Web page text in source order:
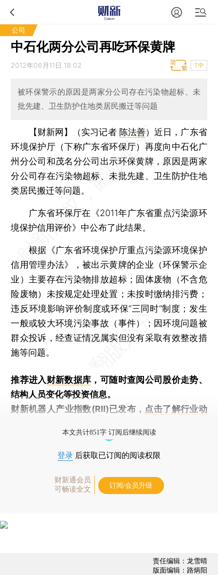
公司
中石化两分公司再吃环保黄牌
2012年06月11日 18:02 T中
被环保警示的原因是两家分公司存在污染物超标、未
批先建、卫生防护住地类居民搬迁等问题
【财新网】（实习记者 陈法善）近日，广东省
环境保护厅（下称广东省环保厅）再度向中石化广
州分公司和茂名分公司出示环保黄牌，原因是两家
分公司存在污染物超标、未批先建、卫生防护住地
类居民搬迁等问题。
广东省环保厅在《2011年广东省重点污染源环
境保护信用评价》中公布了此结果。
根据《广东省环境保护厅重点污染源环境保护
信用管理办法》，被出示黄牌的企业（环保警示企
业）主要存在污染物排放超标；固体废物（不含危
险废物）未按规定处理处置；未按时缴纳排污费；
违反环境影响评价制度或环保“三同时”制度；发生
一般或较大环境污染事故（事件）；因环境问题被
群众投诉，经查证情况属实但没有采取有效整改措
施等问题。
推荐进入财新数据库 ，可随时查阅公司股价走势、
结构人员变化等投资信息。
财新机器人产业指数(RII)已发布， 点击了解行业动
本文共计851字 订阅后继续阅读
登录 后获取已订阅的阅读权限
财新通会员
可畅读全文
订阅/会员升级
责任编辑：龙雪晴
版面编辑：路炳阳